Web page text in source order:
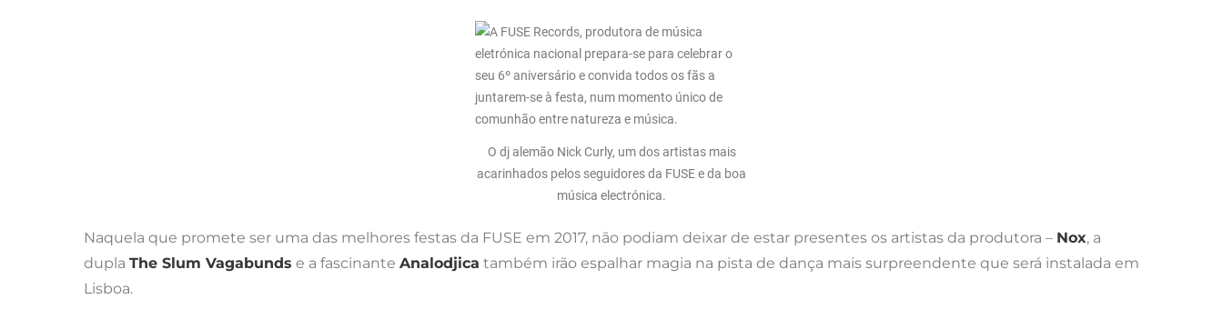
O dj alemão Nick Curly, um dos artistas mais
acarinhados pelos seguidores da FUSE e da boa
música electrónica.
Naquela que promete ser uma das melhores festas da FUSE em 2017, não podiam deixar de estar presentes os artistas da produtora – Nox, a
dupla The Slum Vagabunds e a fascinante Analodjica também irão espalhar magia na pista de dança mais surpreendente que será instalada em
Lisboa.